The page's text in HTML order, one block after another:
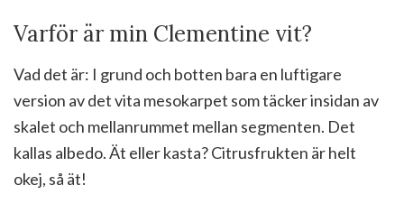
Varför är min Clementine vit?
Vad det är: I grund och botten bara en luftigare
version av det vita mesokarpet som täcker insidan av
skalet och mellanrummet mellan segmenten. Det
kallas albedo. Ät eller kasta? Citrusfrukten är helt
okej, så ät!